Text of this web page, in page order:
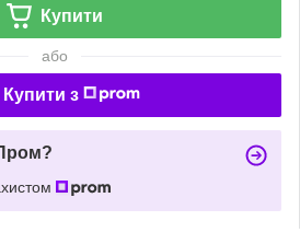
Купити
або
Купити з